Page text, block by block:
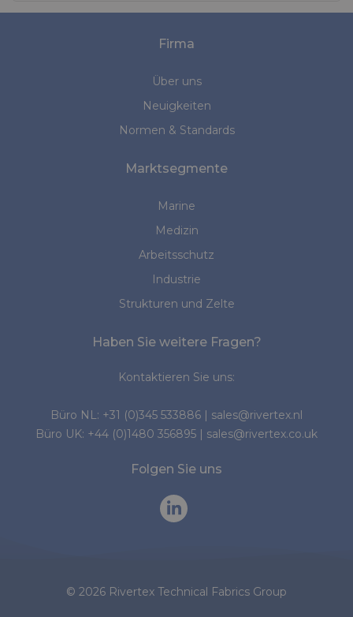
Firma
Über uns
Neuigkeiten
Normen & Standards
Marktsegmente
Marine
Medizin
Arbeitsschutz
Industrie
Strukturen und Zelte
Haben Sie weitere Fragen?
Kontaktieren Sie uns:
Büro NL: +31 (0)345 533886 | sales@rivertex.nl
Büro UK: +44 (0)1480 356895 | sales@rivertex.co.uk
Folgen Sie uns
© 2026 Rivertex Technical Fabrics Group